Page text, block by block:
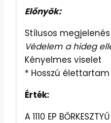
Előnyök:
Stílusos megjelenés
Védelem a hideg
Kényelmes viselet
* Hosszú élettartam
Érték:
A 1110 EP